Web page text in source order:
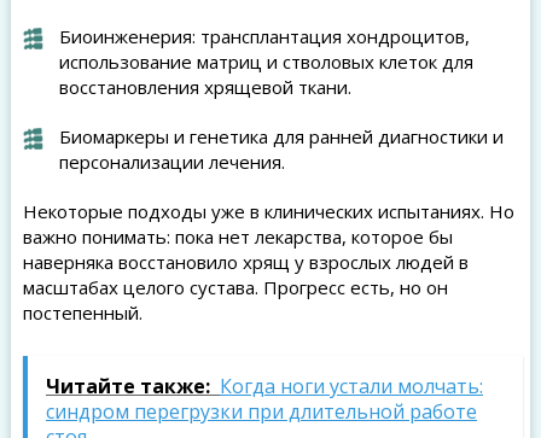
Биоинженерия: трансплантация хондроцитов,
использование матриц и стволовых клеток для
восстановления хрящевой ткани.
Биомаркеры и генетика для ранней диагностики и
персонализации лечения.
Некоторые подходы уже в клинических испытаниях. Но
важно понимать: пока нет лекарства, которое бы
наверняка восстановило хрящ у взрослых людей в
масштабах целого сустава. Прогресс есть, но он
постепенный.
Читайте также: Когда ноги устали молчать:
синдром перегрузки при длительной работе